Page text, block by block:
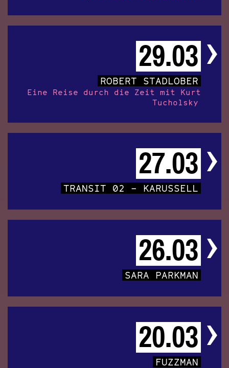
29.03
ROBERT STADLOBER
Eine Reise durch die Zeit mit Kurt
Tucholsky
27.03
TRANSIT 02 – KARUSSELL
26.03
SARA PARKMAN
20.03
FUZZMAN